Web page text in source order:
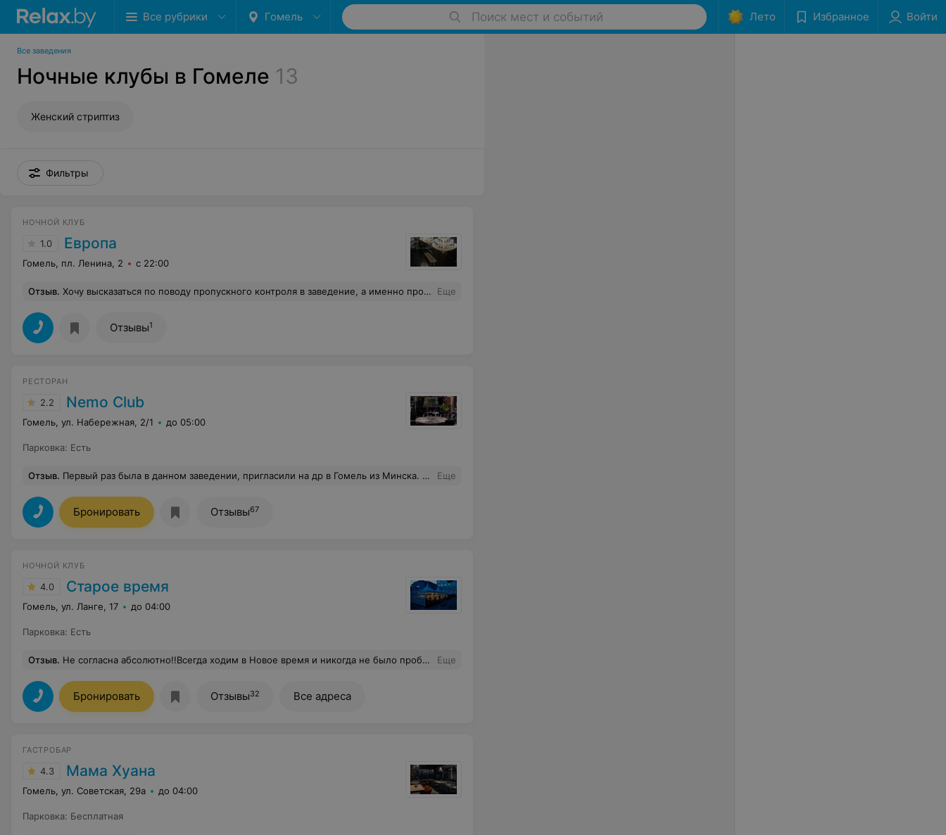
Все рубрики Гомель Поиск мест и событий Лето Избранное Войти
Все заведения
Ночные клубы в Гомеле 13
Женский стриптиз
Фильтры
НОЧНОЙ КЛУБ
1.0 Европа
Гомель, пл. Ленина, 2 с 22:00
Отзыв. Хочу высказаться по поводу пропускного контроля в заведение, а именно про сотрудника охраны Дмитрия, который 20.04 встретил нас на входе в заведение. Началось всё с грубости и некомпетентности общения с посетителями, видимо человек решил показать свое мнимое превосходство над людьми, которые оказались зависимыми от него (что бы попасть в заведение). В трезвости и адекватности мы с девушкой вдвоем приехали первый раз в данное заведение ( сами гости с Минска) в надежде отдохнуть и провести вечер, вместе с грубостью мы получили отказ пройти в заведение по причине отсутствия оригинала документа, удостоверяющего личность, нам по 37 лет! Мы столкнулись с таким в стране первый раз за всю жизнь. Я очень редко пишу отзывы, но вечер колоссально испорчен и больше никогда и никому мы не посоветуем пойти в это место. Мы были готовы съездить до дома за документом и вернуться, но вновь сталкиваться с необразованной охранной желания никакого теперь не было! Крайне не рекомендую к посещению Еще
Отзывы1
РЕСТОРАН
2.2 Nemo Club
Гомель, ул. Набережная, 2/1 до 05:00
Парковка: Есть
Отзыв. Первый раз была в данном заведении, пригласили на др в Гомель из Минска. Одно из мясных блюд было испорчено - шашлык. Нам подсунули плохое мясо, которое уже воняло и было еще замариновано сверху, запах все равно слышали. Официант подтвердил. Можно же было и отравится. Забрали сразу его от нас подальше. Контингент…….. МУЗЫКА ЕЩЕ ХУЖЕ. Заведение осталось где-то в 90-х и собственник явно не хочет развивать. Еще
Бронировать Отзывы67
НОЧНОЙ КЛУБ
4.0 Старое время
Гомель, ул. Ланге, 17 до 04:00
Парковка: Есть
Отзыв. Не согласна абсолютно!!Всегда ходим в Новое время и никогда не было проблем с едой либо с программой )Всегда все на уровне- Музыка и ведущий супер! Еще
Бронировать Отзывы32 Все адреса
ГАСТРОБАР
4.3 Мама Хуана
Гомель, ул. Советская, 29а до 04:00
Парковка: Бесплатная